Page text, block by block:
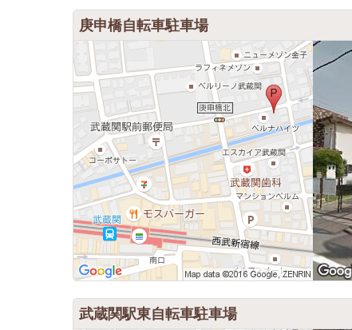
庚申橋自転車駐車場
武蔵関駅東自転車駐車場